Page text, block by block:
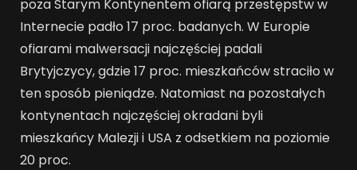
poza Starym Kontynentem ofiarą przestępstw w
Internecie padło 17 proc. badanych. W Europie
ofiarami malwersacji najczęściej padali
Brytyjczycy, gdzie 17 proc. mieszkańców straciło w
ten sposób pieniądze. Natomiast na pozostałych
kontynentach najczęściej okradani byli
mieszkańcy Malezji i USA z odsetkiem na poziomie
20 proc.